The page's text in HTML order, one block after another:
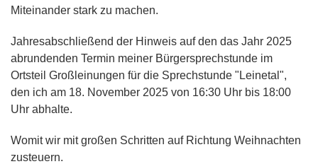
Miteinander stark zu machen.
Jahresabschließend der Hinweis auf den das Jahr 2025
abrundenden Termin meiner Bürgersprechstunde im
Ortsteil Großleinungen für die Sprechstunde "Leinetal",
den ich am 18. November 2025 von 16:30 Uhr bis 18:00
Uhr abhalte.
Womit wir mit großen Schritten auf Richtung Weihnachten
zusteuern.